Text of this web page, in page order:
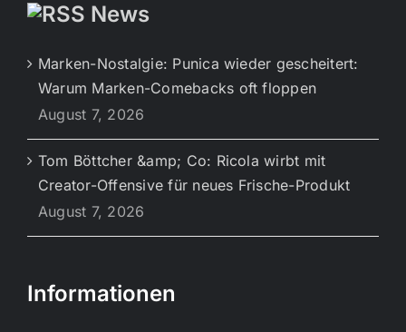
News
Marken-Nostalgie: Punica wieder gescheitert:
Warum Marken-Comebacks oft floppen
August 7, 2026
Tom Böttcher &amp; Co: Ricola wirbt mit
Creator-Offensive für neues Frische-Produkt
August 7, 2026
Informationen